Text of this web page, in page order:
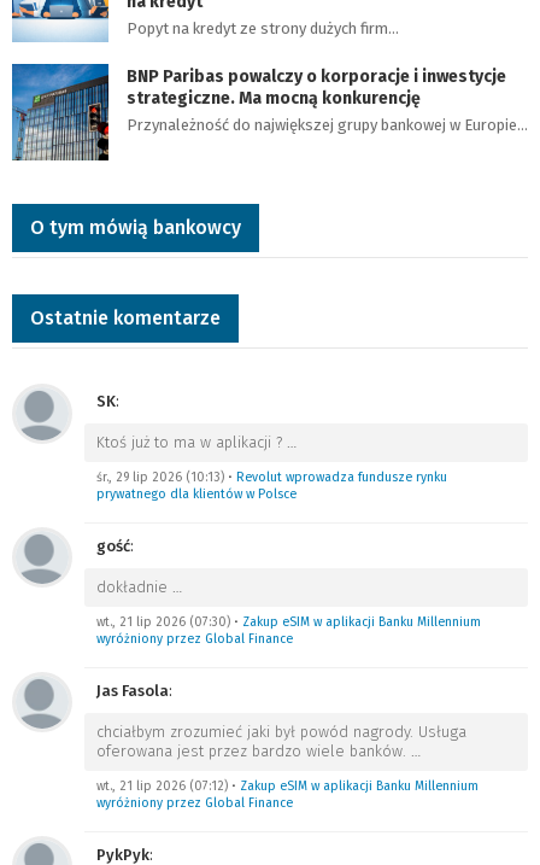
Popyt na kredyt ze strony dużych firm…
BNP Paribas powalczy o korporacje i inwestycje
strategiczne. Ma mocną konkurencję
Przynależność do największej grupy bankowej w Europie…
O tym mówią bankowcy
Ostatnie komentarze
SK:
Ktoś już to ma w aplikacji ? …
śr., 29 lip 2026 (10:13) • Revolut wprowadza fundusze rynku
prywatnego dla klientów w Polsce
gość:
dokładnie …
wt., 21 lip 2026 (07:30) • Zakup eSIM w aplikacji Banku Millennium
wyróżniony przez Global Finance
Jas Fasola:
chciałbym zrozumieć jaki był powód nagrody. Usługa
oferowana jest przez bardzo wiele banków. …
wt., 21 lip 2026 (07:12) • Zakup eSIM w aplikacji Banku Millennium
wyróżniony przez Global Finance
PykPyk: